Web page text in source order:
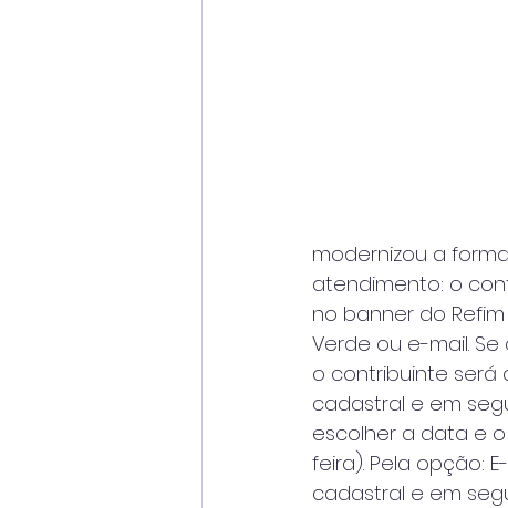
modernizou a
atendimento: o
no banner do
Verde ou e-mail.
o contribuinte será
cadastral e em
escolher a data e
feira). Pela opção:
cadastral e em